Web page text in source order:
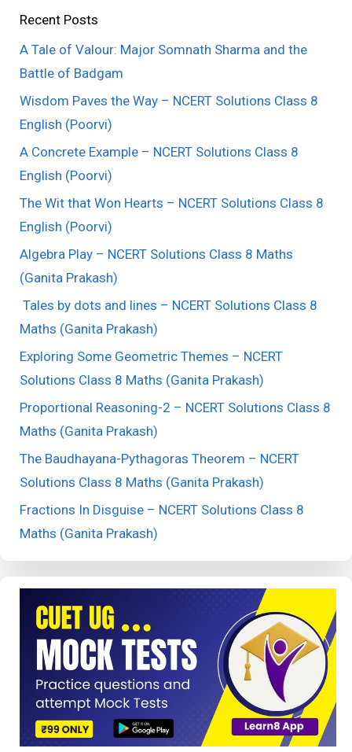
Recent Posts
A Tale of Valour: Major Somnath Sharma and the
Battle of Badgam
Wisdom Paves the Way – NCERT Solutions Class 8
English (Poorvi)
A Concrete Example – NCERT Solutions Class 8
English (Poorvi)
The Wit that Won Hearts – NCERT Solutions Class 8
English (Poorvi)
Algebra Play – NCERT Solutions Class 8 Maths
(Ganita Prakash)
Tales by dots and lines – NCERT Solutions Class 8
Maths (Ganita Prakash)
Exploring Some Geometric Themes – NCERT
Solutions Class 8 Maths (Ganita Prakash)
Proportional Reasoning-2 – NCERT Solutions Class 8
Maths (Ganita Prakash)
The Baudhayana-Pythagoras Theorem – NCERT
Solutions Class 8 Maths (Ganita Prakash)
Fractions In Disguise – NCERT Solutions Class 8
Maths (Ganita Prakash)